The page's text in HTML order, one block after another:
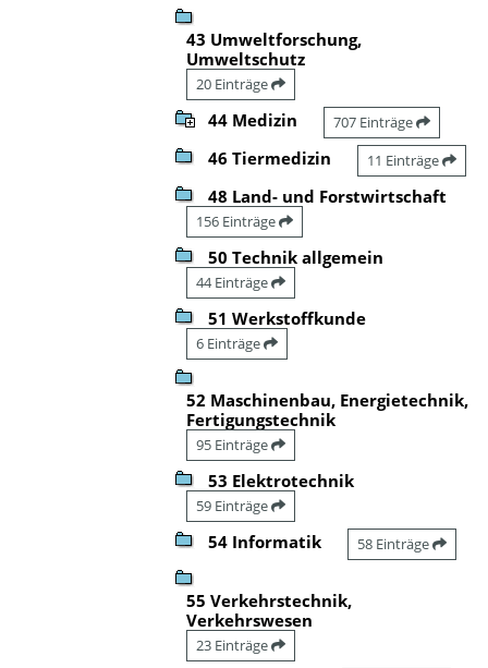
43 Umweltforschung,
Umweltschutz
20 Einträge
44 Medizin 707 Einträge
46 Tiermedizin 11 Einträge
48 Land- und Forstwirtschaft
156 Einträge
50 Technik allgemein
44 Einträge
51 Werkstoffkunde
6 Einträge
52 Maschinenbau, Energietechnik,
Fertigungstechnik
95 Einträge
53 Elektrotechnik
59 Einträge
54 Informatik 58 Einträge
55 Verkehrstechnik,
Verkehrswesen
23 Einträge